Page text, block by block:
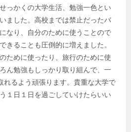
っかくの大学生活、勉強一色とい
ました。高校までは禁止だったバ
なり、自分のために使うことので
きることも圧倒的に増えました。
ために使ったり、旅行のために使
ん勉強もしっかり取り組んで、一
れるよう頑張ります。貴重な大学で
１日１日を過ごしていけたらいい